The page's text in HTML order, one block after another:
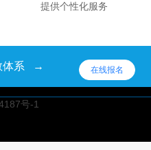
提供个性化服务
体系 → 在线报名
号-1